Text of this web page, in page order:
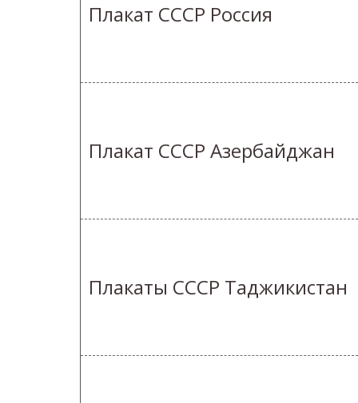
Плакат СССР Россия
Плакат СССР Азербайджан
Плакаты СССР Таджикистан